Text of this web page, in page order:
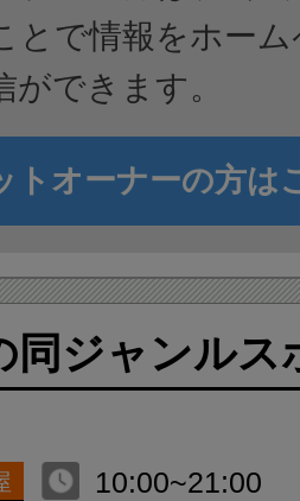
とで情報をホー
ができます。
トオーナーの方は
同ジャンルス
10:00~21:00